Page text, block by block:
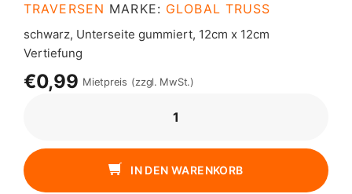
TRAVERSEN MARKE: GLOBAL TRUSS
schwarz, Unterseite gummiert, 12cm x 12cm
Vertiefung
€0,99 Mietpreis (zzgl. MwSt.)
FÜR
OUTRIGGER/BASEMENT
IN DEN WARENKORB